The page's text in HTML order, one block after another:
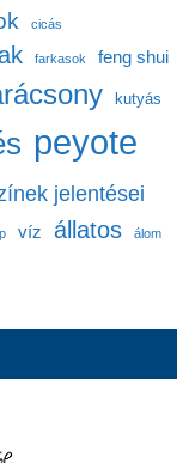
cicás
farkasok feng shui
kutyás
peyote
jelentései
víz állatos álom